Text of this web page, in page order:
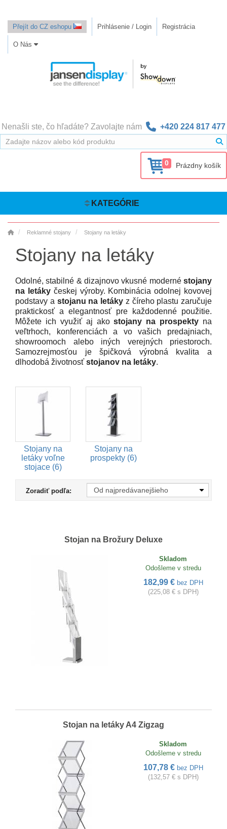
Přejít do CZ eshopu Prihlásenie / Login Registrácia
O Nás
Nenašli ste, čo hľadáte? Zavolajte nám +420 224 817 477
0 Prázdny košík
KATEGÓRIE
Reklamné stojany Stojany na letáky
Stojany na letáky
Odolné, stabilné & dizajnovo vkusné moderné stojany
na letákyčeskej výroby. Kombinácia odolnej kovovej
podstavy a stojanu na letáky z číreho plastu zaručuje
praktickosť a elegantnosť pre každodenné použitie.
Môžete ich využiť aj akostojany na prospekty na
veľtrhoch, konferenciách a vo vašich predajniach,
showroomoch alebo iných verejných priestoroch.
Samozrejmosťou je špičková výrobná kvalita a
dlhodobá životnosť stojanov na letáky.
Stojany na
letáky voľne
stojace (6)
Stojany na
prospekty (6)
Zoradiť podľa:
Stojan na Brožury Deluxe
Skladom
Odošleme v stredu
182,99 € bez DPH
(225,08 € s DPH)
Stojan na letáky A4 Zigzag
Skladom
Odošleme v stredu
107,78 € bez DPH
(132,57 € s DPH)